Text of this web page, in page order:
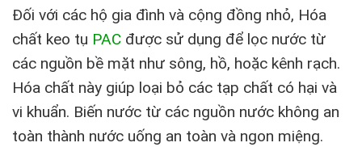
Đối với các hộ gia đình và cộng đồng nhỏ, Hóa
chất keo tụ PAC được sử dụng để lọc nước từ
các nguồn bề mặt như sông, hồ, hoặc kênh rạch.
Hóa chất này giúp loại bỏ các tạp chất có hại và
vi khuẩn. Biến nước từ các nguồn nước không an
toàn thành nước uống an toàn và ngon miệng.